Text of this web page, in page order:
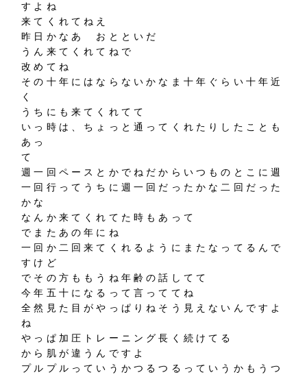
すよね
来てくれてねえ
昨日かなあ おとといだ
うん来てくれてねで
改めてね
その十年にはならないかなま十年ぐらい十年近
く
うちにも来てくれてて
いっ時は、ちょっと通ってくれたりしたことも
あっ
て
週一回ペースとかでねだからいつものとこに週
一回行ってうちに週一回だったかな二回だった
かな
なんか来てくれてた時もあって
でまたあの年にね
一回か二回来てくれるようにまたなってるんで
すけど
でその方ももうね年齢の話してて
今年五十になるって言っててね
全然見た目がやっぱりねそう見えないんですよ
ね
やっぱ加圧トレーニング長く続けてる
から肌が違うんですよ
プルプルっていうかつるつるっていうかもうつ